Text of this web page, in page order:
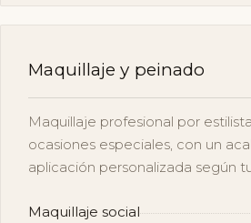
Maquillaje y peinado
Maquillaje profesional por
ocasiones especiales, con un
aplicación personalizada según
Maquillaje social